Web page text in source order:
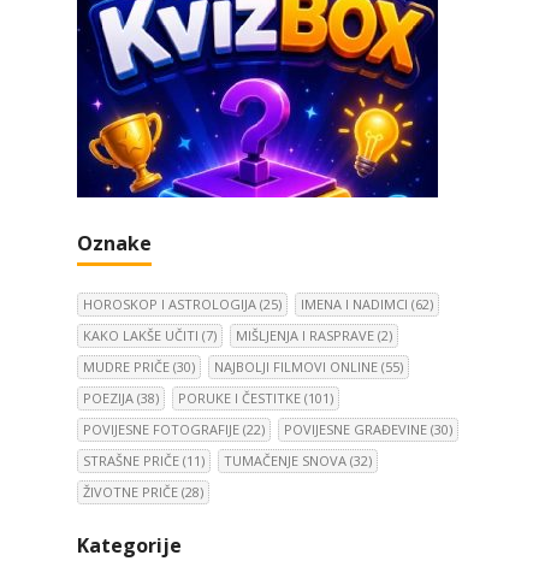
Oznake
HOROSKOP I ASTROLOGIJA (25) IMENA I NADIMCI (62)
KAKO LAKŠE UČITI (7) MIŠLJENJA I RASPRAVE (2)
MUDRE PRIČE (30) NAJBOLJI FILMOVI ONLINE (55)
POEZIJA (38) PORUKE I ČESTITKE (101)
POVIJESNE FOTOGRAFIJE (22) POVIJESNE GRAĐEVINE (30)
STRAŠNE PRIČE (11) TUMAČENJE SNOVA (32)
ŽIVOTNE PRIČE (28)
Kategorije